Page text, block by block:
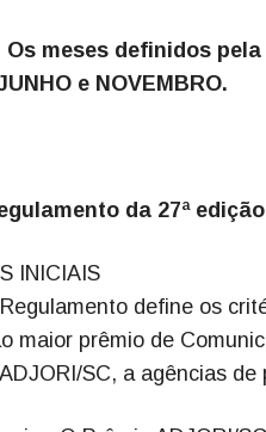
meses definidos
e NOVEMBRO.
da 27ª
INICIAIS
define os
maior prêmio de
SC, a agências